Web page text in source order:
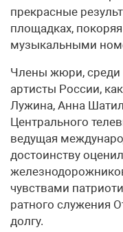
прекрасные
площадках,
музыкальными
Члены жюри, среди
артисты России,
Лужина, Анна
Центрального
ведущая
достоинству
чувствами
ратного служения
долгу.